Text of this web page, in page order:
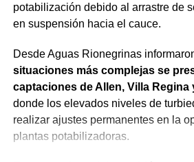
potabilización debido al arrastre de
en suspensión hacia el cauce.
Desde Aguas Rionegrinas
situaciones más complejas se
captaciones de Allen, Villa Regina
donde los elevados niveles de
realizar ajustes permanentes en la
plantas potabilizadoras.